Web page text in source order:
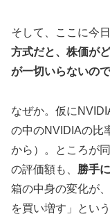
そして、ここに今
方式だと、株価が
が一切いらないので
なぜか。仮に
の中のNVIDIAの比
から）。ところが
の評価額も、 勝手
箱の中身の変化が
を買い増す」とい